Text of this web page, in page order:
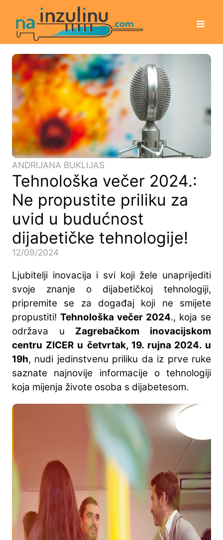
ANDRIJANA BUKLIJAS
Tehnološka večer 2024.:
Ne propustite priliku za
uvid u budućnost
dijabetičke tehnologije!
12/09/2024
Ljubitelji inovacija i svi koji žele unaprijediti
svoje znanje o dijabetičkoj tehnologiji,
pripremite se za događaj koji ne smijete
propustiti! Tehnološka večer 2024., koja se
održava u Zagrebačkom inovacijskom
centru ZICER u četvrtak, 19. rujna 2024. u
19h, nudi jedinstvenu priliku da iz prve ruke
saznate najnovije informacije o tehnologiji
koja mijenja živote osoba s dijabetesom.